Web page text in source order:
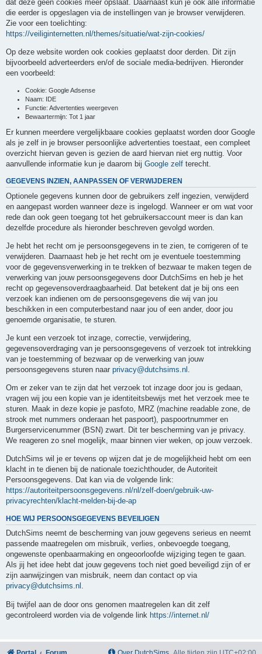
dat deze geen cookies meer opslaat. Daarnaast kun je ook alle informatie
die eerder is opgeslagen via de instellingen van je browser verwijderen.
Zie voor een toelichting:
https://veiliginternetten.nl/themes/situatie/wat-zijn-cookies/
Op deze website worden ook cookies geplaatst door derden. Dit zijn
bijvoorbeeld adverteerders en/of de sociale media-bedrijven. Hieronder
een voorbeeld:
Cookie: Google Adsense
Naam: IDE
Functie: Advertenties weergeven
Bewaartermijn: Tot 1 jaar
Er kunnen meerdere vergelijkbaare cookies geplaatst worden door Google
als je zelf in je browser persoonlijke advertenties toestaat, een compleet
overzicht hiervan geven is gezien de aard hiervan niet erg nuttig. Voor
aanvullende informatie kun je daarom bij Google zelf terecht.
GEGEVENS INZIEN, AANPASSEN OF VERWIJDEREN
Optionele gegevens kunnen door de gebruikers zelf ingezien, verwijderd
en aangepast worden wanneer deze is ingelogd. Wanneer er om wat voor
rede dan ook geen toegang tot het gebruikersaccount meer is dan kan
dezelfde procedure als hieronder beschreven gevolgd worden.
Je hebt het recht om je persoonsgegevens in te zien, te corrigeren of te
verwijderen. Daarnaast heb je het recht om je eventuele toestemming
voor de gegevensverwerking in te trekken of bezwaar te maken tegen de
verwerking van jouw persoonsgegevens door DutchSims en heb je het
recht op gegevensoverdraagbaarheid. Dat betekent dat je bij ons een
verzoek kan indienen om de persoonsgegevens die wij van jou
beschikken in een computerbestand naar jou of een ander, door jou
genoemde organisatie, te sturen.
Je kunt een verzoek tot inzage, correctie, verwijdering,
gegevensoverdraging van je persoonsgegevens of verzoek tot intrekking
van je toestemming of bezwaar op de verwerking van jouw
persoonsgegevens sturen naar privacy@dutchsims.nl .
Om er zeker van te zijn dat het verzoek tot inzage door jou is gedaan,
vragen wij jou een kopie van je identiteitsbewijs met het verzoek mee te
sturen. Maak in deze kopie je pasfoto, MRZ (machine readable zone, de
strook met nummers onderaan het paspoort), paspoortnummer en
Burgerservicenummer (BSN) zwart. Dit ter bescherming van je privacy.
We reageren zo snel mogelijk, maar binnen vier weken, op jouw verzoek.
DutchSims wil je er tevens op wijzen dat je de mogelijkheid hebt om een
klacht in te dienen bij de nationale toezichthouder, de Autoriteit
Persoonsgegevens. Dat kan via de volgende link:
https://autoriteitpersoonsgegevens.nl/nl/zelf-doen/gebruik-uw-
privacyrechten/klacht-melden-bij-de-ap
HOE WIJ PERSOONSGEGEVENS BEVEILIGEN
DutchSims neemt de bescherming van jouw gegevens serieus en neemt
passende maatregelen om misbruik, verlies, onbevoegde toegang,
ongewenste openbaarmaking en ongeoorloofde wijziging tegen te gaan.
Als jij het idee hebt dat jouw gegevens toch niet goed beveiligd zijn of er
zijn aanwijzingen van misbruik, neem dan contact op via
privacy@dutchsims.nl .
Bij twijfel aan de door ons genomen maatregelen kan dit zelf
gecontroleerd worden via de volgende link https://internet.nl/